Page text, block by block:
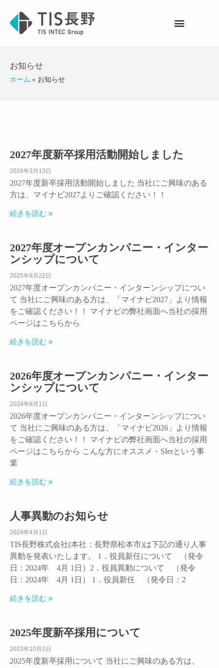
お知らせ
ホーム » お知らせ
2027年度新卒採用活動開始しました
2026年3月13日
2027年度新卒採用活動開始しました 当社にご興味のある
方は、マイナビ2027よりご確認ください！！
続きを読む »
2027年度オープンカンパニー・インター
ンシップについて
2025年8月22日
2027年度オープンカンパニー・インターンシップについ
て 当社にご興味のある方は、「マイナビ2027」より情報
をご確認ください！！ マイナビの弊社画面へ当社の採用
ページはこちらから
続きを読む »
2026年度オープンカンパニー・インター
ンシップについて
2024年8月1日
2026年度オープンカンパニー・インターンシップについ
て 当社にご興味のある方は、「マイナビ2026」より情報
をご確認ください！！ マイナビの弊社画面へ当社の採用
ページはこちらから こんな方にオススメ・SIerという事
業
続きを読む »
人事異動のお知らせ
2024年4月1日
TIS長野株式会社(本社：長野県松本市)は下記の通り人事
異動を発表いたします。 1．役員新任について （発令
日：2024年 4月 1日）2．役員異動について （発令
日：2024年 4月 1日） 1．役員新任 （発令日：2
続きを読む »
2025年度新卒採用について
2023年10月2日
2025年度新卒採用について 当社にご興味のある方は、